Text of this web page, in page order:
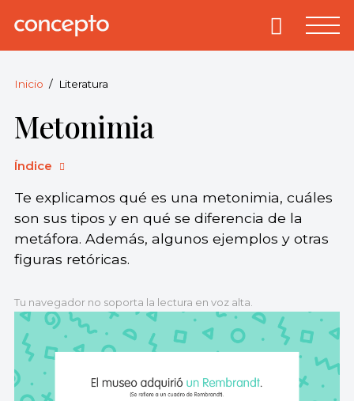
Concepto.
derechos
reservados.
Primary
Inicio Literatura
Metonimia
Índice
Te explicamos qué es una metonimia, cuáles
son sus tipos y en qué se diferencia de la
metáfora. Además, algunos ejemplos y otras
figuras retóricas.
Tu navegador no soporta la lectura en voz alta.